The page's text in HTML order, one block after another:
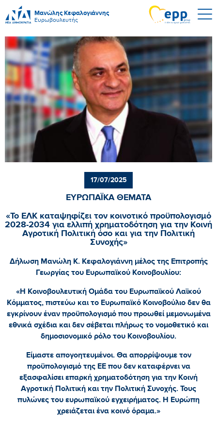
Μανώλης Κεφαλογιάννης
Ευρωβουλευτής
17/07/2025
ΕΥΡΩΠΑΪΚΑ ΘΕΜΑΤΑ
«To ΕΛΚ καταψηφίζει τον κοινοτικό προϋπολογισμό
2028-2034 για ελλιπή χρηματοδότηση για την Κοινή
Αγροτική Πολιτική όσο και για την Πολιτική
Συνοχής»
Δήλωση Μανώλη Κ. Κεφαλογιάννη μέλος της Επιτροπής
Γεωργίας του Ευρωπαϊκού Κοινοβουλίου:
«Η Κοινοβουλευτική Ομάδα του Ευρωπαϊκού Λαϊκού
Κόμματος, πιστεύω και το Ευρωπαϊκό Κοινοβούλιο δεν θα
εγκρίνουν έναν προϋπολογισμό που προωθεί μεμονωμένα
εθνικά σχέδια και δεν σέβεται πλήρως το νομοθετικό και
δημοσιονομικό ρόλο του Κοινοβουλίου.
Είμαστε απογοητευμένοι. Θα απορρίψουμε τον
προϋπολογισμό της ΕΕ που δεν καταφέρνει να
εξασφαλίσει επαρκή χρηματοδότηση για την Κοινή
Αγροτική Πολιτική και την Πολιτική Συνοχής. Τους
πυλώνες του ευρωπαϊκού εγχειρήματος. Η Ευρώπη
χρειάζεται ένα κοινό όραμα.»